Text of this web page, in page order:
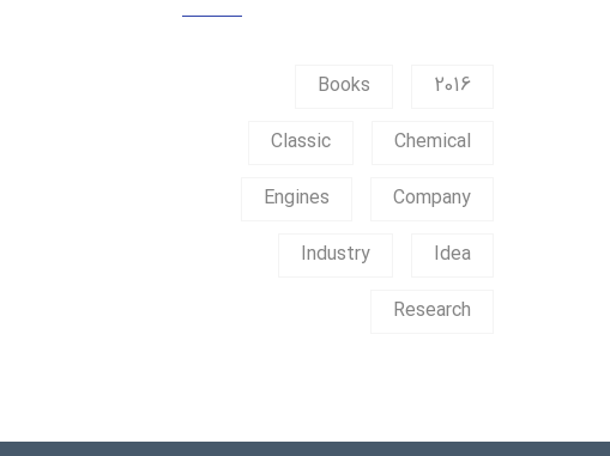
2016
Books
Chemical
Classic
Company
Engines
Idea
Industry
Research